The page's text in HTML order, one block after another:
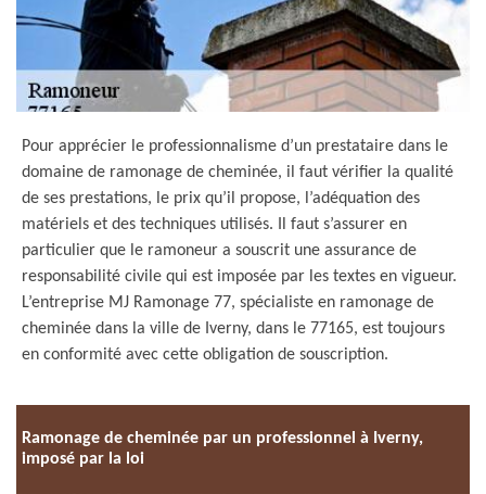
Pour apprécier le professionnalisme d’un prestataire dans le
domaine de ramonage de cheminée, il faut vérifier la qualité
de ses prestations, le prix qu’il propose, l’adéquation des
matériels et des techniques utilisés. Il faut s’assurer en
particulier que le ramoneur a souscrit une assurance de
responsabilité civile qui est imposée par les textes en vigueur.
L’entreprise MJ Ramonage 77, spécialiste en ramonage de
cheminée dans la ville de Iverny, dans le 77165, est toujours
en conformité avec cette obligation de souscription.
Ramonage de cheminée par un professionnel à Iverny,
imposé par la loi